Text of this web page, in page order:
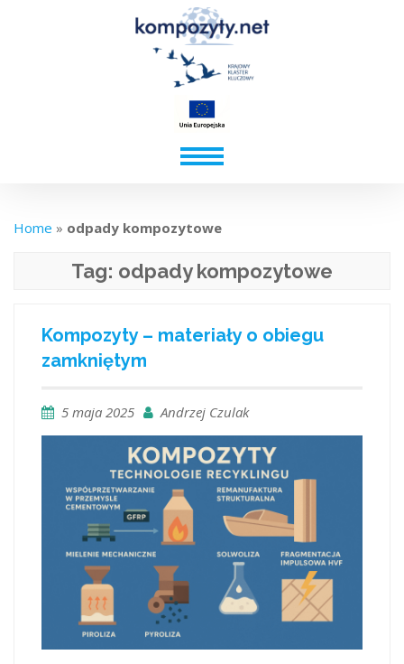
Home » odpady kompozytowe
Tag: odpady kompozytowe
Kompozyty – materiały o obiegu
zamkniętym
5 maja 2025 Andrzej Czulak